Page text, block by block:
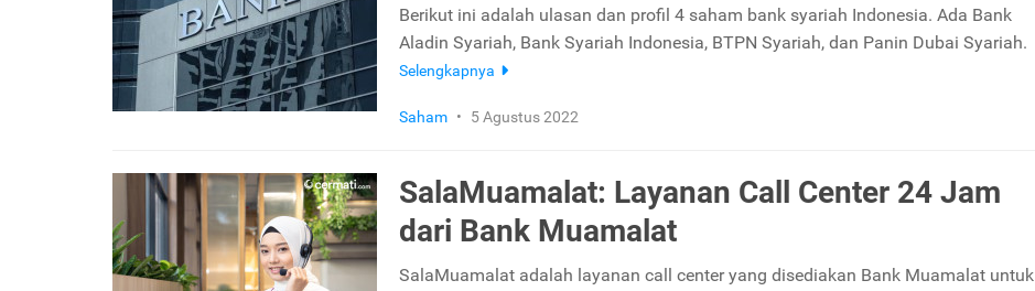
Berikut ini adalah ulasan dan profil 4 saham bank syariah Indonesia. Ada Bank
Aladin Syariah, Bank Syariah Indonesia, BTPN Syariah, dan Panin Dubai Syariah.
Selengkapnya
Saham • 5 Agustus 2022
SalaMuamalat: Layanan Call Center 24 Jam
dari Bank Muamalat
SalaMuamalat adalah layanan call center yang disediakan Bank Muamalat untuk